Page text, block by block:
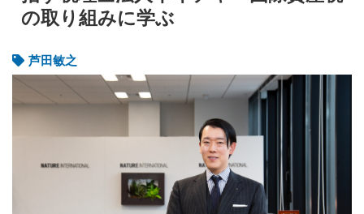
の取り組みに学ぶ
芦田敏之